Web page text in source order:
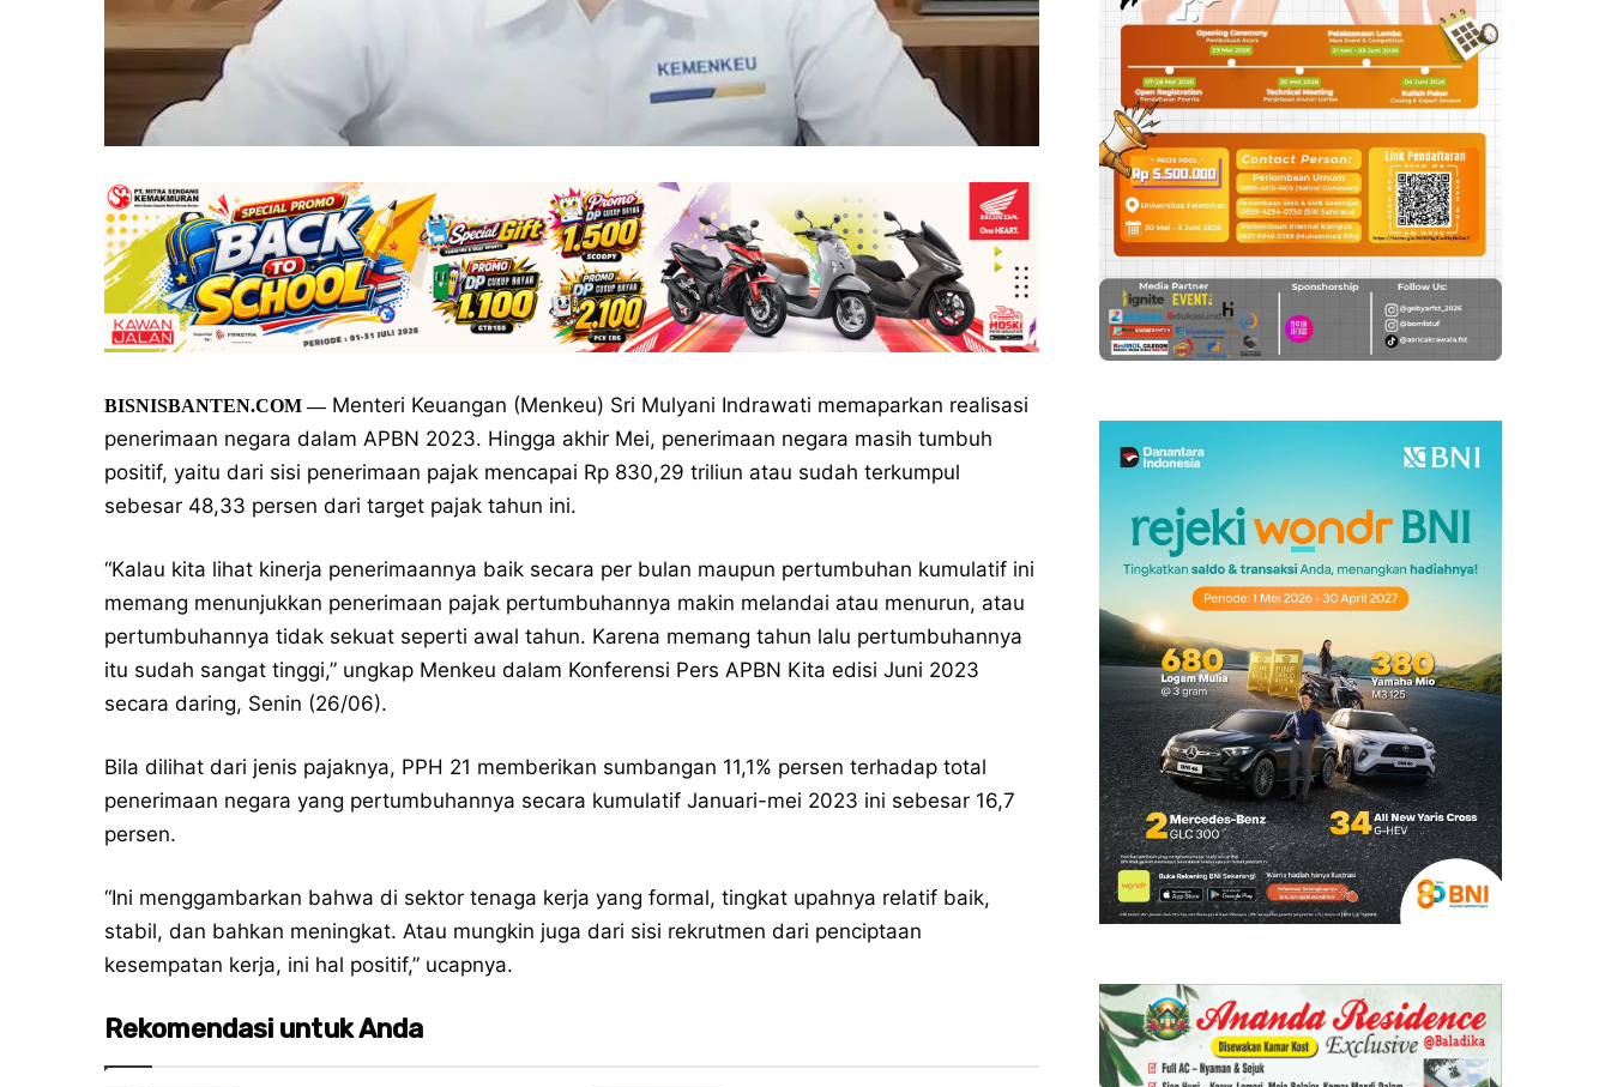
BISNISBANTEN.COM —Menteri Keuangan (Menkeu) Sri Mulyani Indrawati memaparkan realisasi
penerimaan negara dalam APBN 2023. Hingga akhir Mei, penerimaan negara masih tumbuh
positif, yaitu dari sisi penerimaan pajak mencapai Rp 830,29 triliun atau sudah terkumpul
sebesar 48,33 persen dari target pajak tahun ini.
“Kalau kita lihat kinerja penerimaannya baik secara per bulan maupun pertumbuhan kumulatif ini
memang menunjukkan penerimaan pajak pertumbuhannya makin melandai atau menurun, atau
pertumbuhannya tidak sekuat seperti awal tahun. Karena memang tahun lalu pertumbuhannya
itu sudah sangat tinggi,” ungkap Menkeu dalam Konferensi Pers APBN Kita edisi Juni 2023
secara daring, Senin (26/06).
Bila dilihat dari jenis pajaknya, PPH 21 memberikan sumbangan 11,1% persen terhadap total
penerimaan negara yang pertumbuhannya secara kumulatif Januari-mei 2023 ini sebesar 16,7
persen.
“Ini menggambarkan bahwa di sektor tenaga kerja yang formal, tingkat upahnya relatif baik,
stabil, dan bahkan meningkat. Atau mungkin juga dari sisi rekrutmen dari penciptaan
kesempatan kerja, ini hal positif,” ucapnya.
Rekomendasi untuk Anda